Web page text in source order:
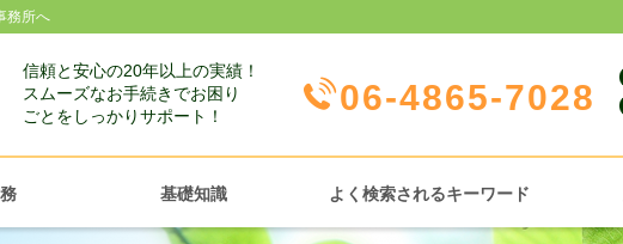
務所へ
信頼と安心の20年以上の実績！
スムーズなお手続きでお困り
ごとをしっかりサポート！
06-4865-7028
基礎知識 よく検索されるキーワード